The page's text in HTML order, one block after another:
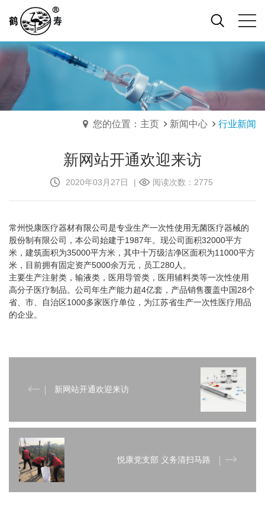
您的位置：主页 新闻中心 行业新闻
新网站开通欢迎来访
2020年03月27日 | 阅读次数：2775
常州悦康医疗器材有限公司是专业生产一次性使用无菌医疗器械的
股份制有限公司，本公司始建于1987年。现公司面积32000平方
米，建筑面积为35000平方米，其中十万级洁净区面积为11000平方
米，目前拥有固定资产5000余万元，员工280人。
主要生产注射类，输液类，医用导管类，医用辅料类等一次性使用
高分子医疗制品。公司年生产能力超4亿套，产品销售覆盖中国28个
省、市、自治区1000多家医疗单位，为江苏省生产一次性医疗用品
的企业。
新网站开通欢迎来访
悦康党支部 义务清扫马路